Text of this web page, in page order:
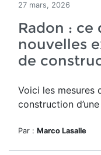
27 mars, 2026
Radon : ce
nouvelles
de
Voici les mesures
construction
Par : Marco Lasalle